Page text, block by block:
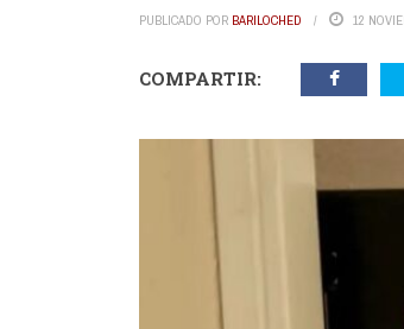
PUBLICADO POR BARILOCHED 12
COMPARTIR: